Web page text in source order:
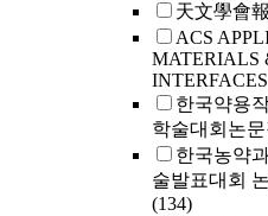
天文學會報
ACS
MATERIALS
INTERFACES
한국약용
학술대회논문
한국농약
술발표대회
(134)